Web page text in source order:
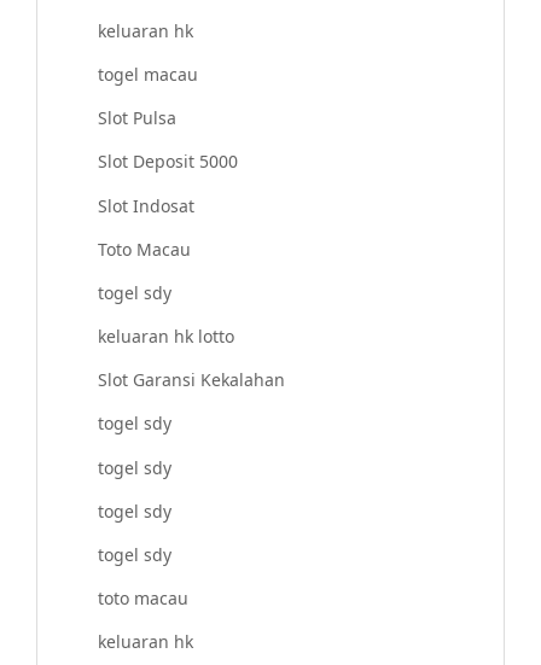
keluaran hk
togel macau
Slot Pulsa
Slot Deposit 5000
Slot Indosat
Toto Macau
togel sdy
keluaran hk lotto
Slot Garansi Kekalahan
togel sdy
togel sdy
togel sdy
togel sdy
toto macau
keluaran hk